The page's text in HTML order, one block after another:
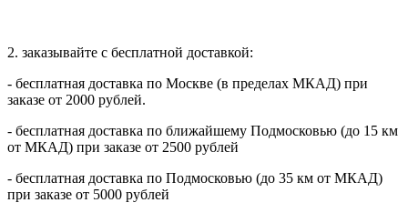
2. заказывайте с бесплатной доставкой:
- бесплатная доставка по Москве (в пределах МКАД) при
заказе от 2000 рублей.
- бесплатная доставка по ближайшему Подмосковью (до 15 км
от МКАД) при заказе от 2500 рублей
- бесплатная доставка по Подмосковью (до 35 км от МКАД)
при заказе от 5000 рублей